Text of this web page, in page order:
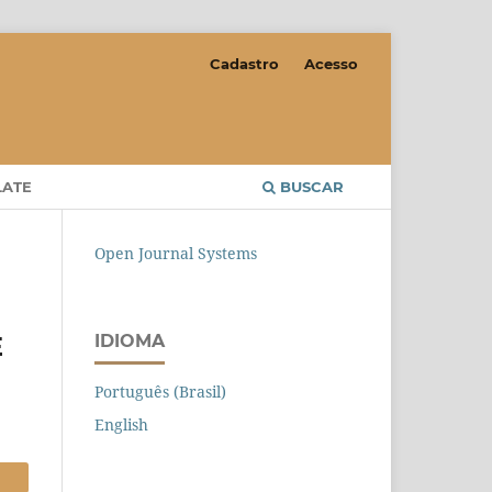
BUSCAR
Cadastro Acesso
Open Journal Systems
IDIOMA
Português (Brasil)
English